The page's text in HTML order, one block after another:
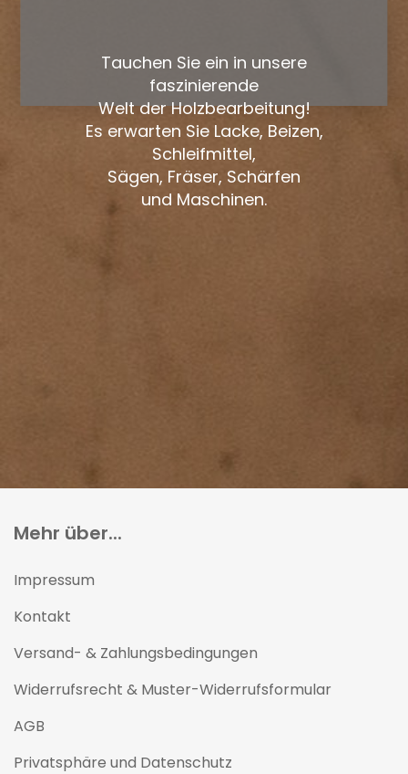
Tauchen Sie ein in unsere
faszinierende
Welt der Holzbearbeitung!
Es erwarten Sie Lacke, Beizen,
Schleifmittel,
Sägen, Fräser, Schärfen
und Maschinen.
Mehr über...
Impressum
Kontakt
Versand- & Zahlungsbedingungen
Widerrufsrecht & Muster-Widerrufsformular
AGB
Privatsphäre und Datenschutz